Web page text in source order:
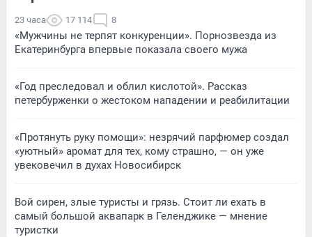
23 часа 17 114 8
«Мужчины не терпят конкуренции». Порнозвезда из
Екатеринбурга впервые показала своего мужа
«Год преследовал и облил кислотой». Рассказ
петербурженки о жестоком нападении и реабилитации
«Протянуть руку помощи»: незрячий парфюмер создал
«уютный» аромат для тех, кому страшно, — он уже
увековечил в духах Новосибирск
Вой сирен, злые туристы и грязь. Стоит ли ехать в
самый большой аквапарк в Геленджике — мнение
туристки